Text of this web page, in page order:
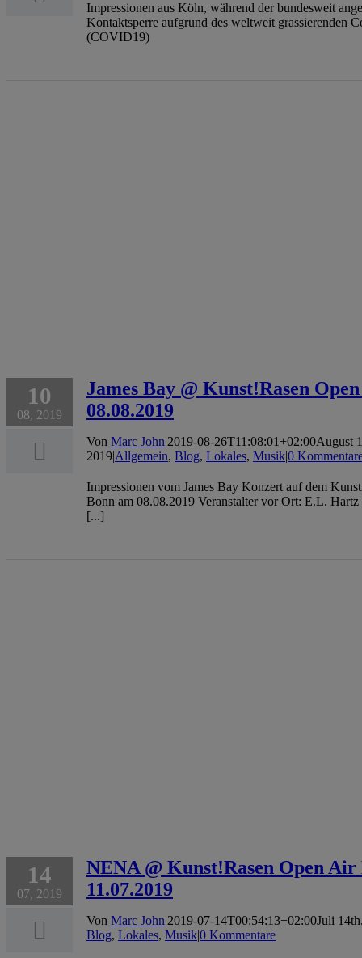
Impressionen aus Köln, während der bundesweit
Kontaktsperre aufgrund des weltweit grassierenden
(COVID19)
10
08, 2019
James Bay @ Kunst!Rasen
08.08.2019
Von Marc John|2019-08-26T11:08:01+02:00August
2019|Allgemein, Blog, Lokales, Musik|0
Impressionen vom James Bay Konzert auf dem
Bonn am 08.08.2019 Veranstalter vor Ort: E.L.
[...]
14
07, 2019
NENA @ Kunst!Rasen Open Air
11.07.2019
Von Marc John|2019-07-14T00:54:13+02:00Juli
Blog, Lokales, Musik|0 Kommentare